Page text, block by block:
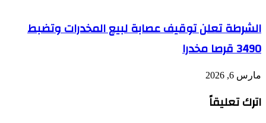
الشرطة تعلن توقيف عصابة لبيع المخدرات وتضبط
3490 قرصا مخدرا
مارس 6, 2026
اترك تعليقاً